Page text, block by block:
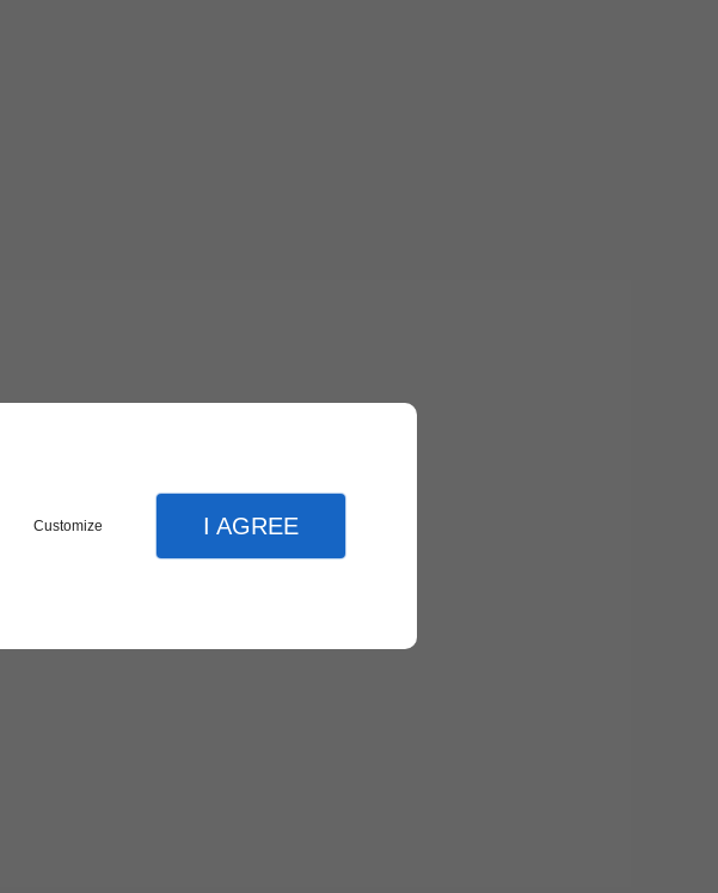
Customize I AGREE